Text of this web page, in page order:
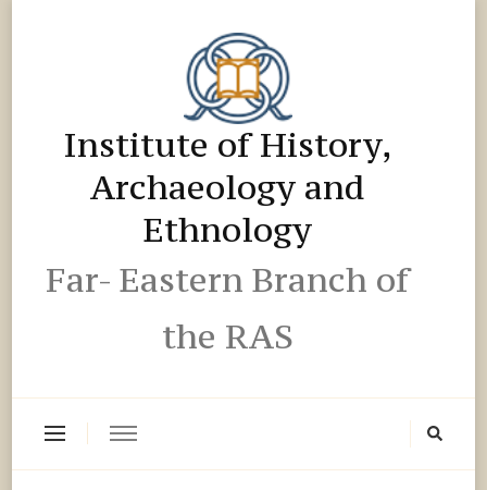
Institute of History,
Archaeology and
Ethnology
Far- Eastern Branch of
the RAS